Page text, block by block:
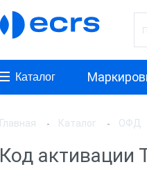
Каталог
Главная Каталог ОФД
Код